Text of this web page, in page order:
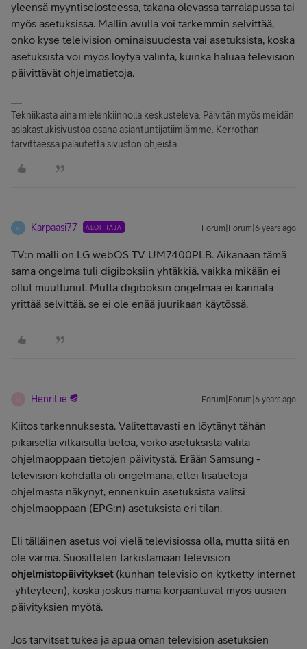
yleensä myyntiselosteessa, takana olevassa tarralapussa tai
myös asetuksissa. Mallin avulla voi tarkemmin selvittää,
onko kyse teleivision ominaisuudesta vai asetuksista, koska
asetuksista voi myös löytyä valinta, kuinka haluaa television
päivittävät ohjelmatietoja.
Tekniikasta aina mielenkiinnolla keskusteleva. Päivitän myös meidän
asiakastukisivustoa osana asiantuntijatiimiämme. Kerrothan
tarvittaessa palautetta sivuston ohjeista.
K Karpaasi77 ALOITTAJA Forum|Forum|6 years ago
TV:n malli on LG webOS TV UM7400PLB. Aikanaan tämä
sama ongelma tuli digiboksiin yhtäkkiä, vaikka mikään ei
ollut muuttunut. Mutta digiboksin ongelmaa ei kannata
yrittää selvittää, se ei ole enää juurikaan käytössä.
HenriLie Forum|Forum|6 years ago
Kiitos tarkennuksesta. Valitettavasti en löytänyt tähän
pikaisella vilkaisulla tietoa, voiko asetuksista valita
ohjelmaoppaan tietojen päivitystä. Erään Samsung -
television kohdalla oli ongelmana, ettei lisätietoja
ohjelmasta näkynyt, ennenkuin asetuksista valitsi
ohjelmaoppaan (EPG:n) asetuksista eri tilan.
Eli tälläinen asetus voi vielä televisiossa olla, mutta siitä en
ole varma. Suosittelen tarkistamaan television
ohjelmistopäivitykset(kunhan televisio on kytketty internet
-yhteyteen), koska joskus nämä korjaantuvat myös uusien
päivityksien myötä.
Jos tarvitset tukea ja apua oman television asetuksien